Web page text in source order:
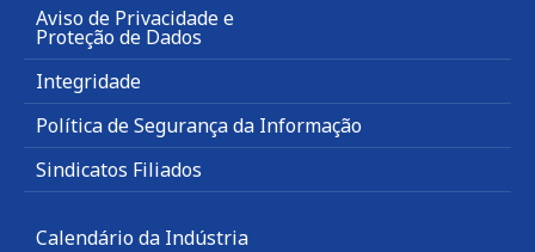
Aviso de Privacidade e
Proteção de Dados
Integridade
Política de Segurança da Informação
Sindicatos Filiados
Calendário da Indústria